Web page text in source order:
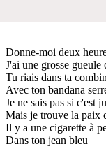
Donne-moi deux
J'ai une grosse gueule
Tu riais dans ta
Avec ton bandana
Je ne sais pas si c'est
Mais je trouve la paix
Il y a une cigarette à
Dans ton jean bleu